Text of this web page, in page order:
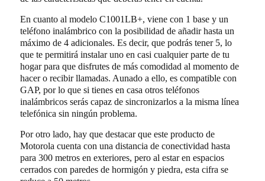
En cuanto al modelo C1001LB+, viene con 1 base y un
teléfono inalámbrico con la posibilidad de añadir hasta un
máximo de 4 adicionales. Es decir, que podrás tener 5, lo
que te permitirá instalar uno en casi cualquier parte de tu
hogar para que disfrutes de más comodidad al momento de
hacer o recibir llamadas. Aunado a ello, es compatible con
GAP, por lo que si tienes en casa otros teléfonos
inalámbricos serás capaz de sincronizarlos a la misma línea
telefónica sin ningún problema.
Por otro lado, hay que destacar que este producto de
Motorola cuenta con una distancia de conectividad hasta
para 300 metros en exteriores, pero al estar en espacios
cerrados con paredes de hormigón y piedra, esta cifra se